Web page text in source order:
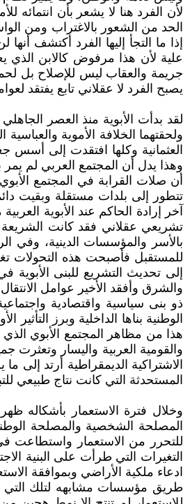
لأن الفرد هنا لا يشعر بأن
الحد من الشعور بالاغتراب ومن
إذا ما التجأ إليها الفرد أكتشف
علية لأن هذا مرفوض كالابن الذي
جريمة والعقاب ليس للإصلاح بل
يصبح الفرد لا عقلاني تابع يفتقد
لقد بدأت الأبوية منذ العصر
ولحقتهما الخلافة الأموية
العثمانية وكلها افتقدت إلى أسس
وهذا يدل أن المجتمع العربي لم يمر
أن صلات القرابة في المجتمع
تتطور إلى بلدات مستقلة وبقيت
آخر إرادة الحاكم عند الأبوية
تشريعي عقلاني فقد كانت
بالأسر والمؤسسات الدينية، وفي
للمستقبل فأصبحت هذه التحولات
إلى تحديث التشريع للبنى الأبوية
والشرق وأفقد الأخير عوامل
ذو بنى سياسية واقتصادية
الوطنية بناها الداخلية وبرز
هذا من مظاهر المجتمع الأبوي الذي
والقومية العربية واليسار وتعثرت
الاشتراكية الديمقراطية أرتد
المستحدثة التي كانت نتاج طبيعي
وخلال فترة الاستعمار بأشكاله
المصلحة الشخصية والمصلحة
للتحرر من الاستعمار واستطاعت في
التغيرات التي طرأت على البنية
ادعاء ملكية الأراضي وبموافقة
طريق مؤسسات مشابهه لتلك التي في